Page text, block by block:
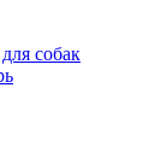
собак